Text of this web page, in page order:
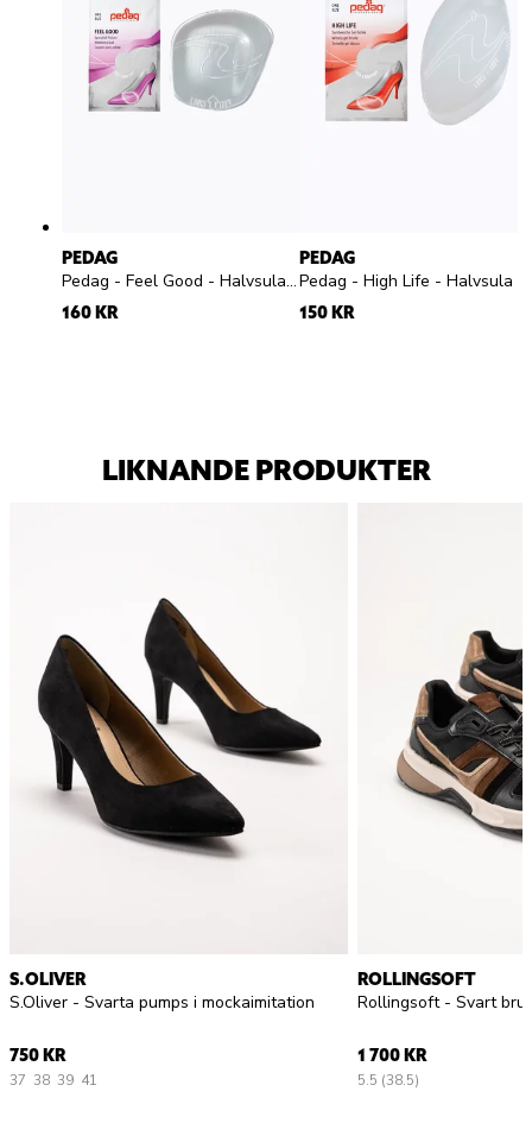
PEDAG
Pedag - Feel Good - Halvsula med pelotte silikon
160 KR
PEDAG
150 KR
LIKNANDE PRODUKTER
S.OLIVER
S.Oliver - Svarta pumps i mockaimitation
750 KR
37 38 39 41
ROLLINGSOFT
Rollingsoft - Svart
1 700 KR
5.5 (38.5)